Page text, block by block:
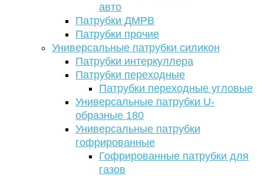
авто
Патрубки ДМРВ
Патрубки прочие
Универсальные патрубки силикон
Патрубки интеркуллера
Патрубки переходные
Патрубки переходные угловые
Универсальные патрубки U-
образные 180
Универсальные патрубки
гофрированные
Гофрированные патрубки для
газов